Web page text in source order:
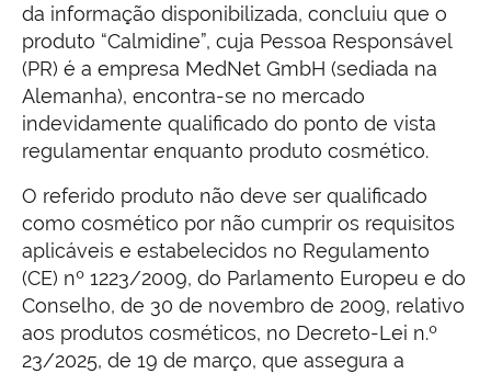
da informação disponibilizada, concluiu que o
produto “Calmidine”, cuja Pessoa Responsável
(PR) é a empresa MedNet GmbH (sediada na
Alemanha), encontra-se no mercado
indevidamente qualificado do ponto de vista
regulamentar enquanto produto cosmético.
O referido produto não deve ser qualificado
como cosmético por não cumprir os requisitos
aplicáveis e estabelecidos no Regulamento
(CE) nº 1223/2009, do Parlamento Europeu e do
Conselho, de 30 de novembro de 2009, relativo
aos produtos cosméticos, no Decreto-Lei n.º
23/2025, de 19 de março, que assegura a